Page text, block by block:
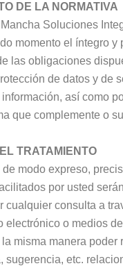
DE LA NORMATIVA
Soluciones
momento el íntegro y
las obligaciones
de datos y de
así como
que complemente o
TRATAMIENTO
de modo expreso,
por usted
cualquier consulta a
electrónico o medios
misma manera poder
sugerencia, etc.